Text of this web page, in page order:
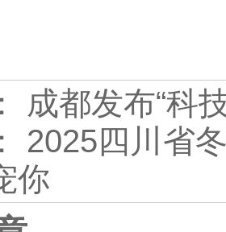
成都发布“科
2025四川省
你